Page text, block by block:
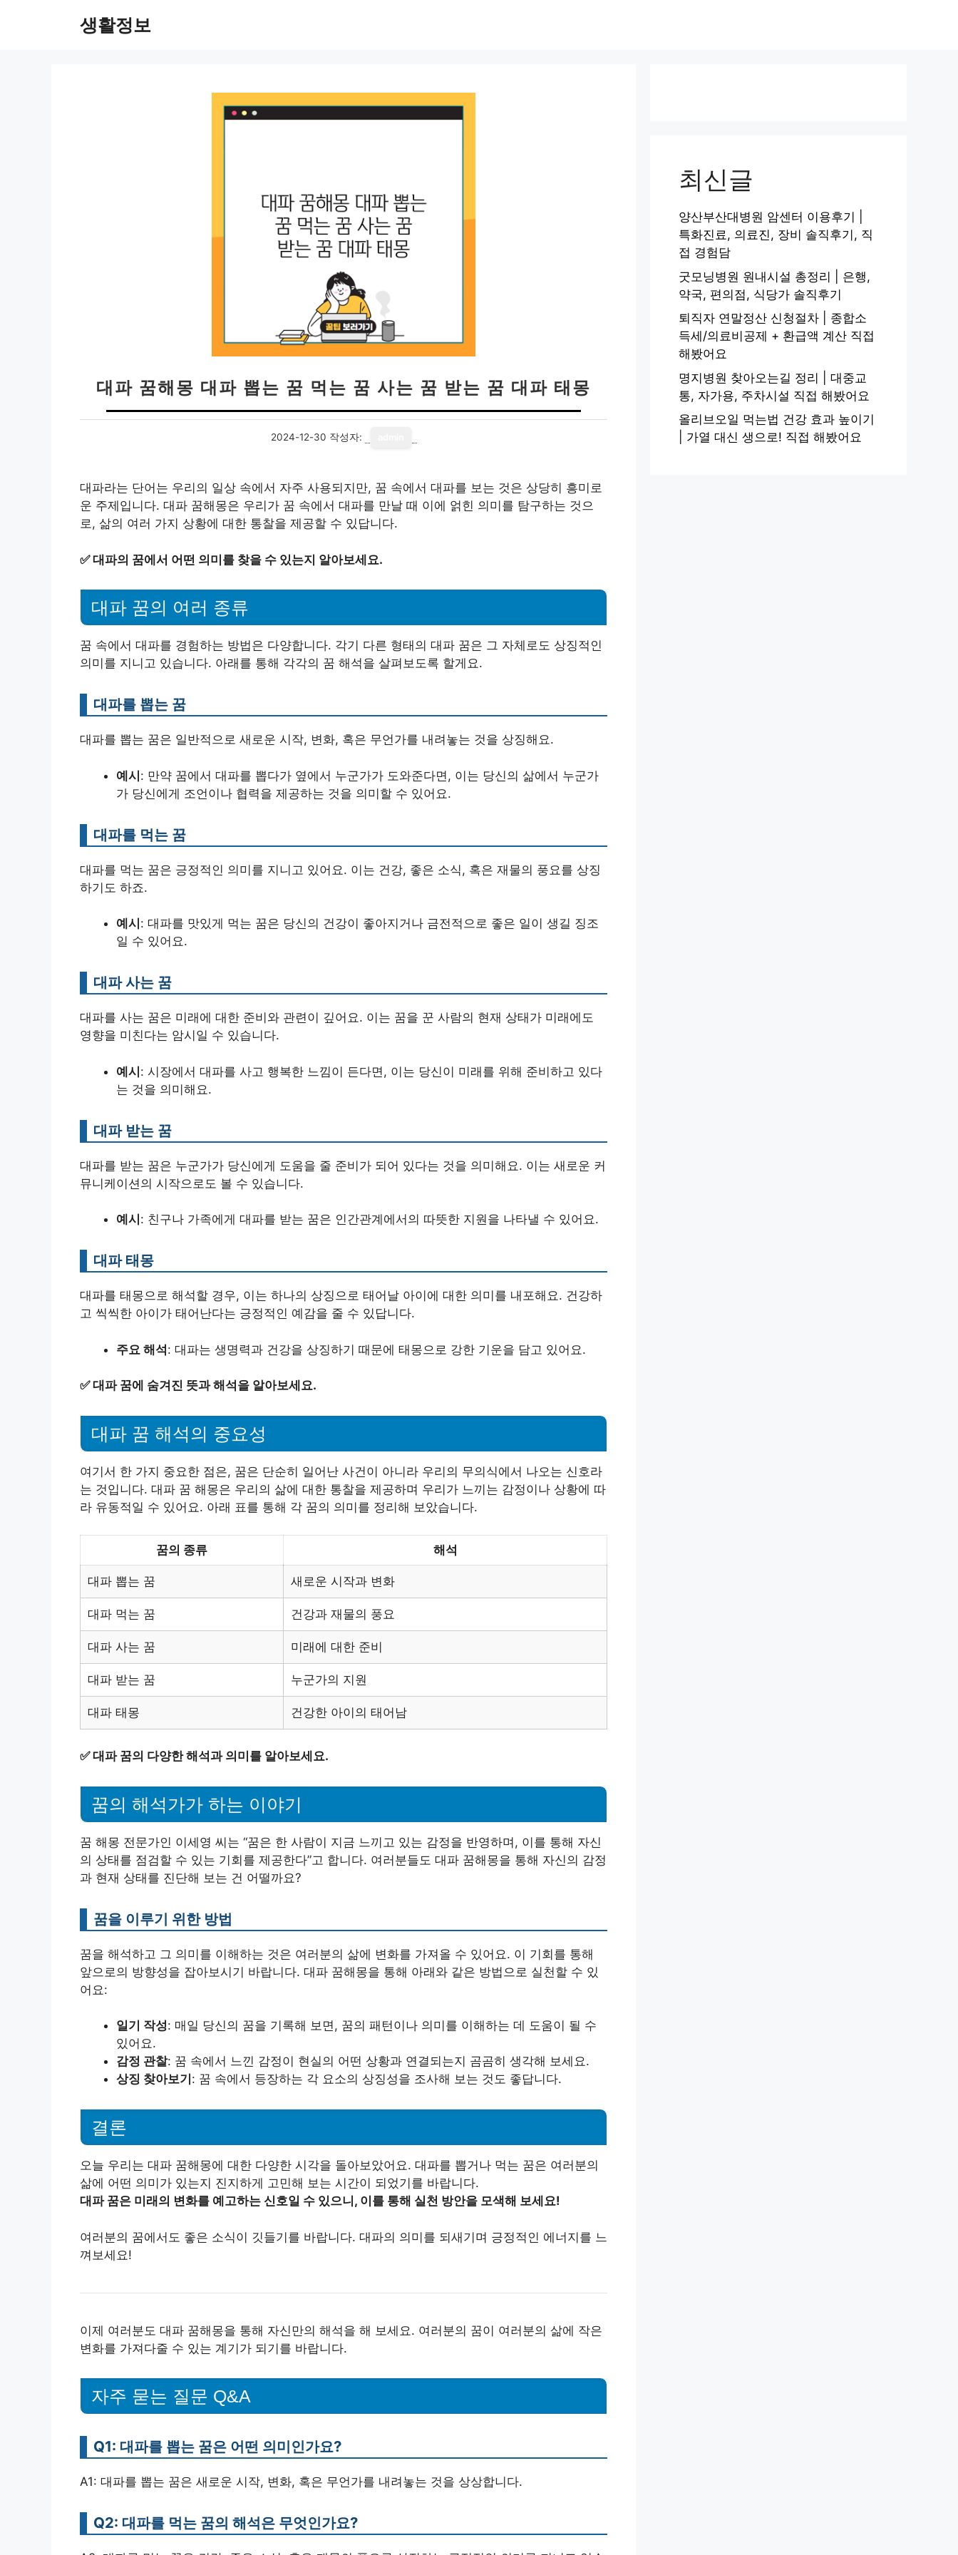
생활정보
대파 꿈해몽 대파 뽑는 꿈 먹는 꿈 사는 꿈 받는 꿈 대파 태몽
2024-12-30 작성자:
대파라는 단어는 우리의 일상 속에서 자주 사용되지만, 꿈 속에서 대파를 보는 것은 상당히 흥미로
운 주제입니다. 대파 꿈해몽은 우리가 꿈 속에서 대파를 만날 때 이에 얽힌 의미를 탐구하는 것으
로, 삶의 여러 가지 상황에 대한 통찰을 제공할 수 있답니다.
✅대파의 꿈에서 어떤 의미를 찾을 수 있는지 알아보세요.
대파 꿈의 여러 종류
꿈 속에서 대파를 경험하는 방법은 다양합니다. 각기 다른 형태의 대파 꿈은 그 자체로도 상징적인
의미를 지니고 있습니다. 아래를 통해 각각의 꿈 해석을 살펴보도록 할게요.
대파를 뽑는 꿈
대파를 뽑는 꿈은 일반적으로 새로운 시작, 변화, 혹은 무언가를 내려놓는 것을 상징해요.
예시: 만약 꿈에서 대파를 뽑다가 옆에서 누군가가 도와준다면, 이는 당신의 삶에서 누군가
가 당신에게 조언이나 협력을 제공하는 것을 의미할 수 있어요.
대파를 먹는 꿈
대파를 먹는 꿈은 긍정적인 의미를 지니고 있어요. 이는 건강, 좋은 소식, 혹은 재물의 풍요를 상징
하기도 하죠.
예시 : 대파를 맛있게 먹는 꿈은 당신의 건강이 좋아지거나 금전적으로 좋은 일이 생길 징조
일 수 있어요.
대파 사는 꿈
대파를 사는 꿈은 미래에 대한 준비와 관련이 깊어요. 이는 꿈을 꾼 사람의 현재 상태가 미래에도
영향을 미친다는 암시일 수 있습니다.
예시: 시장에서 대파를 사고 행복한 느낌이 든다면, 이는 당신이 미래를 위해 준비하고 있다
는 것을 의미해요.
대파 받는 꿈
대파를 받는 꿈은 누군가가 당신에게 도움을 줄 준비가 되어 있다는 것을 의미해요. 이는 새로운 커
뮤니케이션의 시작으로도 볼 수 있습니다.
예시 : 친구나 가족에게 대파를 받는 꿈은 인간관계에서의 따뜻한 지원을 나타낼 수 있어요.
대파 태몽
대파를 태몽으로 해석할 경우, 이는 하나의 상징으로 태어날 아이에 대한 의미를 내포해요. 건강하
고 씩씩한 아이가 태어난다는 긍정적인 예감을 줄 수 있답니다.
주요 해석: 대파는 생명력과 건강을 상징하기 때문에 태몽으로 강한 기운을 담고 있어요.
✅대파 꿈에 숨겨진 뜻과 해석을 알아보세요.
대파 꿈 해석의 중요성
여기서 한 가지 중요한 점은, 꿈은 단순히 일어난 사건이 아니라 우리의 무의식에서 나오는 신호라
는 것입니다. 대파 꿈 해몽은 우리의 삶에 대한 통찰을 제공하며 우리가 느끼는 감정이나 상황에 따
라 유동적일 수 있어요. 아래 표를 통해 각 꿈의 의미를 정리해 보았습니다.
꿈의 종류 해석
대파 뽑는 꿈 새로운 시작과 변화
대파 먹는 꿈 건강과 재물의 풍요
대파 사는 꿈 미래에 대한 준비
대파 받는 꿈 누군가의 지원
대파 태몽 건강한 아이의 태어남
✅대파 꿈의 다양한 해석과 의미를 알아보세요.
꿈의 해석가가 하는 이야기
꿈 해몽 전문가인 이세영 씨는 “꿈은 한 사람이 지금 느끼고 있는 감정을 반영하며, 이를 통해 자신
의 상태를 점검할 수 있는 기회를 제공한다”고 합니다. 여러분들도 대파 꿈해몽을 통해 자신의 감정
과 현재 상태를 진단해 보는 건 어떨까요?
꿈을 이루기 위한 방법
꿈을 해석하고 그 의미를 이해하는 것은 여러분의 삶에 변화를 가져올 수 있어요. 이 기회를 통해
앞으로의 방향성을 잡아보시기 바랍니다. 대파 꿈해몽을 통해 아래와 같은 방법으로 실천할 수 있
어요:
일기 작성: 매일 당신의 꿈을 기록해 보면, 꿈의 패턴이나 의미를 이해하는 데 도움이 될 수
있어요.
감정 관찰: 꿈 속에서 느낀 감정이 현실의 어떤 상황과 연결되는지 곰곰히 생각해 보세요.
상징 찾아보기 : 꿈 속에서 등장하는 각 요소의 상징성을 조사해 보는 것도 좋답니다.
결론
오늘 우리는 대파 꿈해몽에 대한 다양한 시각을 돌아보았어요. 대파를 뽑거나 먹는 꿈은 여러분의
삶에 어떤 의미가 있는지 진지하게 고민해 보는 시간이 되었기를 바랍니다.
대파 꿈은 미래의 변화를 예고하는 신호일 수 있으니, 이를 통해 실천 방안을 모색해 보세요!
여러분의 꿈에서도 좋은 소식이 깃들기를 바랍니다. 대파의 의미를 되새기며 긍정적인 에너지를 느
껴보세요!
이제 여러분도 대파 꿈해몽을 통해 자신만의 해석을 해 보세요. 여러분의 꿈이 여러분의 삶에 작은
변화를 가져다줄 수 있는 계기가 되기를 바랍니다.
자주 묻는 질문 Q&A
Q1: 대파를 뽑는 꿈은 어떤 의미인가요?
A1: 대파를 뽑는 꿈은 새로운 시작, 변화, 혹은 무언가를 내려놓는 것을 상상합니다.
Q2: 대파를 먹는 꿈의 해석은 무엇인가요?
최신글
양산부산대병원 암센터 이용후기 |
특화진료, 의료진, 장비 솔직후기, 직
접 경험담
굿모닝병원 원내시설 총정리 | 은행,
약국, 편의점, 식당가 솔직후기
퇴직자 연말정산 신청절차 | 종합소
득세/의료비공제 + 환급액 계산 직접
해봤어요
명지병원 찾아오는길 정리 | 대중교
통, 자가용, 주차시설 직접 해봤어요
올리브오일 먹는법 건강 효과 높이기
| 가열 대신 생으로! 직접 해봤어요